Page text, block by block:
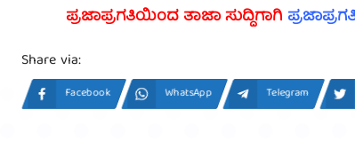
ಪ್ರಜಾಪ್ರಗತಿಯಿಂದ ತಾಜಾ ಸುದ್ದಿಗಾಗಿ
Share via:
Facebook WhatsApp Telegram